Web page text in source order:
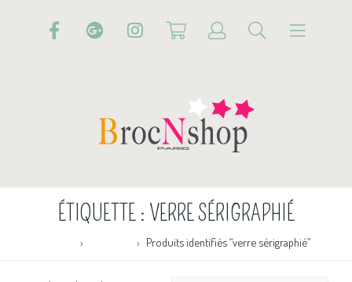
ÉTIQUETTE : VERRE SÉRIGRAPHIÉ
Produits identifiés “verre sérigraphié”